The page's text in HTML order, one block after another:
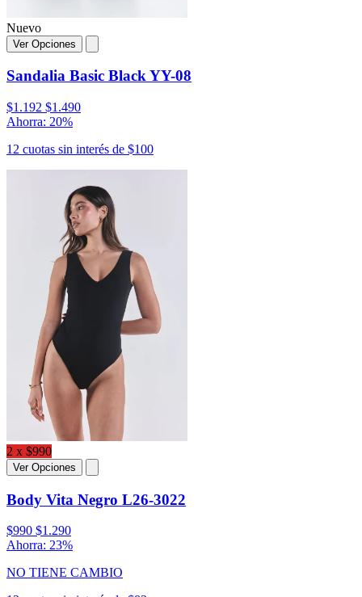
Nuevo
Ver Opciones
Sandalia Basic Black YY-08
$1.192 $1.490
Ahorra: 20%
12 cuotas sin interés de $100
2 x $990
Ver Opciones
Body Vita Negro L26-3022
$990 $1.290
Ahorra: 23%
NO TIENE CAMBIO